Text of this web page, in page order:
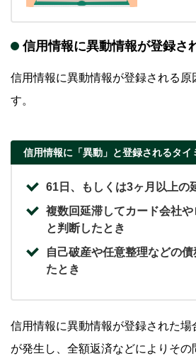
信用情報に異動情報が登録さ
信用情報に異動情報が登録される
す。
信用情報に「異動」と登録されるタイ
61日、もしくは3ヶ月以上の
複数回延滞してカード会社
と判断したとき
自己破産や任意整理などの
たとき
信用情報に異動情報が登録された場
が発生し、全額返済などによりその